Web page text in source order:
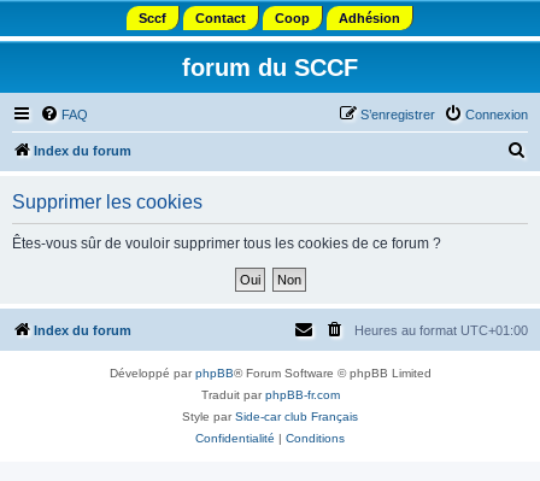
Sccf Contact Coop Adhésion
forum du SCCF
FAQ Connexion
S’enregistrer
Index du forum
h
Supprimer les cookies
Êtes-vous sûr de vouloir supprimer tous les cookies de ce forum ?
Index du forum Heures au format UTC+01:00
Développé parphpBB® Forum Software © phpBB Limited
Traduit parphpBB-fr.com
Style parSide-car club Français
Confidentialité | Conditions